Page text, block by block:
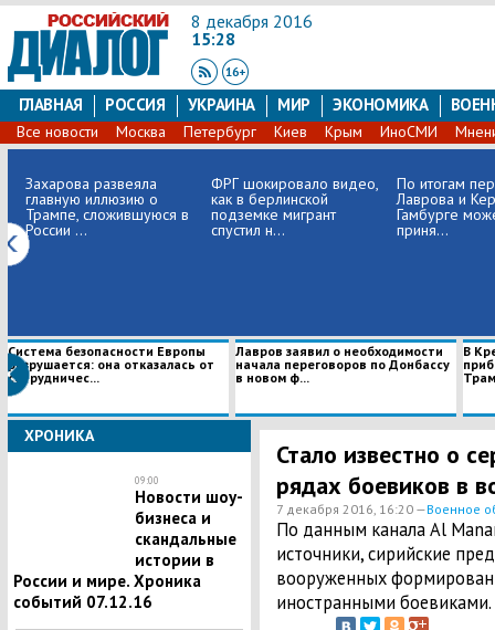
8 декабря 2016
15:28
ГЛАВНАЯ РОССИЯ УКРАИНА МИР ЭКОНОМИКА
Все новости Москва Петербург Киев Крым ИноСМИ
Захарова развеяла
главную иллюзию о
Трампе, сложившуюся в
России ...
ФРГ шокировало видео,
как в берлинской
подземке мигрант
спустил н...
По итогам
Лаврова и
Гамбурге
приня...
Система безопасности Европы
разрушается: она отказалась от
сотрудничес...
Лавров заявил о необходимости
начала переговоров по Донбассу
в новом ф...
В
ХРОНИКА
09:00
Новости шоу-
бизнеса и
скандальные
истории в
России и мире. Хроника
событий 07.12.16
Стало известно о
рядах боевиков в
7 декабря 2016, 16:20 —Военное
По данным канала Al
источники, сирийские
вооруженных
иностранными боевиками.